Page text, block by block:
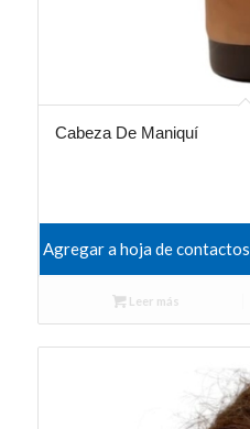
Cabeza De Maniquí
Agregar a hoja de contactos
Leer más